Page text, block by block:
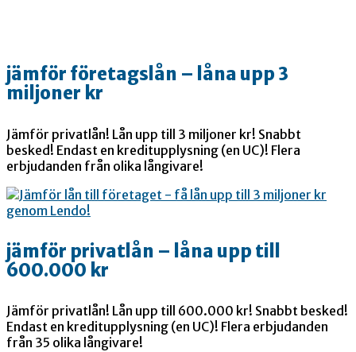
jämför företagslån – låna upp 3
miljoner kr
Jämför privatlån! Lån upp till 3 miljoner kr! Snabbt
besked! Endast en kreditupplysning (en UC)! Flera
erbjudanden från olika långivare!
jämför privatlån – låna upp till
600.000 kr
Jämför privatlån! Lån upp till 600.000 kr! Snabbt besked!
Endast en kreditupplysning (en UC)! Flera erbjudanden
från 35 olika långivare!